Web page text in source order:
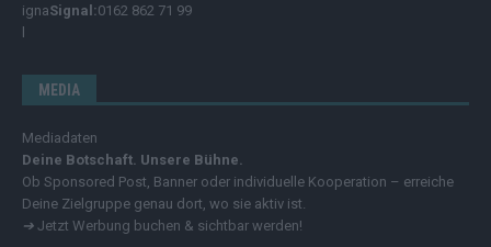
Signal:0162 862 71 99
MEDIA
Mediadaten
Deine Botschaft. Unsere Bühne.
Ob Sponsored Post, Banner oder individuelle Kooperation – erreiche
Deine Zielgruppe genau dort, wo sie aktiv ist.
➔ Jetzt Werbung buchen & sichtbar werden!